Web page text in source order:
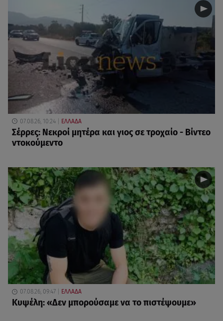
07.08.26, 10:24 ΕΛΛΑΔΑ
Σέρρες: Νεκροί μητέρα και γιος σε τροχαίο - Βίντεο
ντοκούμεντο
07.08.26, 09:47 ΕΛΛΑΔΑ
Κυψέλη: «Δεν μπορούσαμε να το πιστέψουμε»